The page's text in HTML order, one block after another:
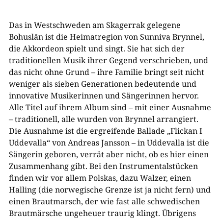
Das in Westschweden am Skagerrak gelegene
Bohuslän ist die Heimatregion von Sunniva Brynnel,
die Akkordeon spielt und singt. Sie hat sich der
traditionellen Musik ihrer Gegend verschrieben, und
das nicht ohne Grund – ihre Familie bringt seit nicht
weniger als sieben Generationen bedeutende und
innovative Musikerinnen und Sängerinnen hervor.
Alle Titel auf ihrem Album sind – mit einer Ausnahme
– traditionell, alle wurden von Brynnel arrangiert.
Die Ausnahme ist die ergreifende Ballade „Flickan I
Uddevalla“ von Andreas Jansson – in Uddevalla ist die
Sängerin geboren, verrät aber nicht, ob es hier einen
Zusammenhang gibt. Bei den Instrumentalstücken
finden wir vor allem Polskas, dazu Walzer, einen
Halling (die norwegische Grenze ist ja nicht fern) und
einen Brautmarsch, der wie fast alle schwedischen
Brautmärsche ungeheuer traurig klingt. Übrigens